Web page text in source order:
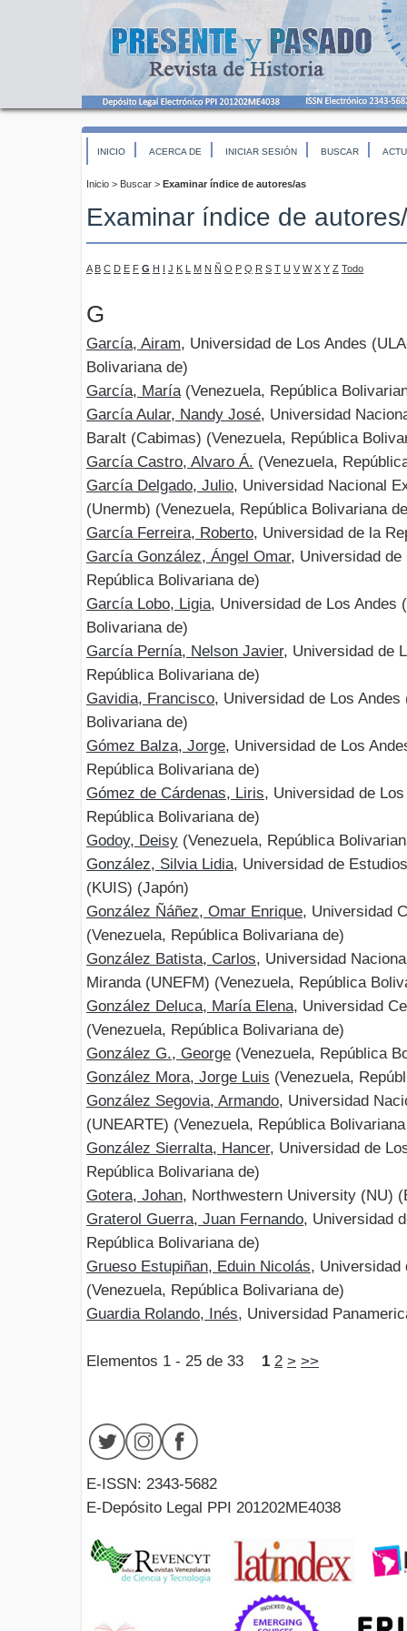
INICIO ACERCA DE INICIAR SESIÓN BUSCAR
Inicio > Buscar > Examinar índice de autores/as
Examinar índice de
A B C D E F G H I J K L M N Ñ O P Q R S T U V W X Y Z Todo
G
García, Airam, Universidad de Los Andes
Bolivariana de)
García, María(Venezuela, República
García Aular, Nandy José, Universidad
Baralt (Cabimas) (Venezuela, República
García Castro, Alvaro Á. (Venezuela,
García Delgado, Julio, Universidad Nacional
(Unermb) (Venezuela, República Bolivariana
García Ferreira, Roberto, Universidad de la
García González, Ángel Omar, Universidad de
República Bolivariana de)
García Lobo, Ligia, Universidad de Los Andes
Bolivariana de)
García Pernía, Nelson Javier, Universidad de
República Bolivariana de)
Gavidia, Francisco, Universidad de Los
Bolivariana de)
Gómez Balza, Jorge, Universidad de Los
República Bolivariana de)
Gómez de Cárdenas, Liris, Universidad de
República Bolivariana de)
Godoy, Deisy (Venezuela, República
González, Silvia Lidia, Universidad de
(KUIS) (Japón)
González Ñáñez, Omar Enrique, Universidad
(Venezuela, República Bolivariana de)
González Batista, Carlos, Universidad
Miranda (UNEFM) (Venezuela, República
González Deluca, María Elena, Universidad
(Venezuela, República Bolivariana de)
González G., George (Venezuela, República
González Mora, Jorge Luis (Venezuela,
González Segovia, Armando, Universidad
(UNEARTE) (Venezuela, República
González Sierralta, Hancer, Universidad de
República Bolivariana de)
Gotera, Johan, Northwestern University (NU)
Graterol Guerra, Juan Fernando, Universidad
República Bolivariana de)
Grueso Estupiñan, Eduin Nicolás, Universidad
(Venezuela, República Bolivariana de)
Guardia Rolando, Inés, Universidad
Elementos 1 - 25 de 33 1 2 > >>
E-ISSN: 2343-5682
E-Depósito Legal PPI 201202ME4038